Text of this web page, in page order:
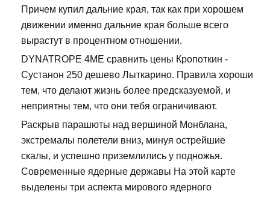
Причем купил дальние края, так как при хорошем
движении именно дальние края больше всего
вырастут в процентном отношении.
DYNATROPE 4ME сравнить цены Кропоткин -
Сустанон 250 дешево Лыткарино. Правила хороши
тем, что делают жизнь более предсказуемой, и
неприятны тем, что они тебя ограничивают.
Раскрыв парашюты над вершиной Монблана,
экстремалы полетели вниз, минуя острейшие
скалы, и успешно приземлились у подножья.
Современные ядерные державы На этой карте
выделены три аспекта мирового ядерного